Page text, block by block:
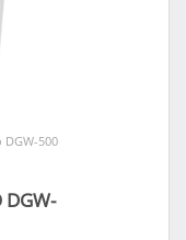
DGW-500
DGW-